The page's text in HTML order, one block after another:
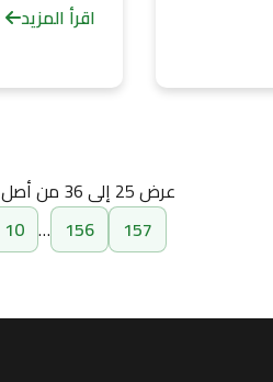
اقرأ المزيد
عرض25 إلى36 من أصل
10 … 156 157